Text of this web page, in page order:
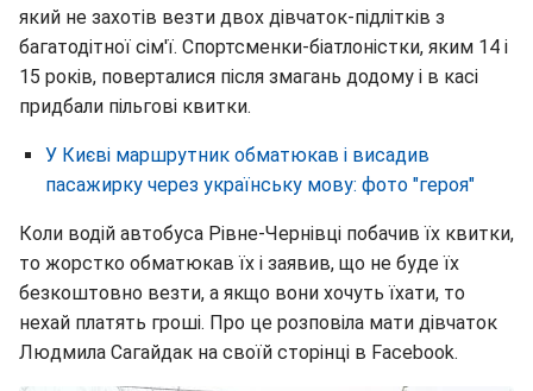
який не захотів везти двох дівчаток-підлітків з
багатодітної сім'ї. Спортсменки-біатлоністки, яким 14 і
15 років, поверталися після змагань додому і в касі
придбали пільгові квитки.
У Києві маршрутник обматюкав і висадив
пасажирку через українську мову: фото "героя"
Коли водій автобуса Рівне-Чернівці побачив їх квитки,
то жорстко обматюкав їх і заявив, що не буде їх
безкоштовно везти, а якщо вони хочуть їхати, то
нехай платять гроші. Про це розповіла мати дівчаток
Людмила Сагайдак на своїй сторінці в Facebook.